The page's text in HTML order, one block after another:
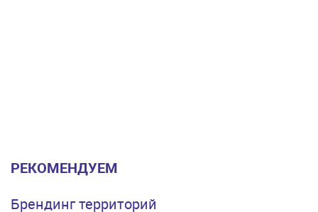
РЕКОМЕНДУЕМ
Брендинг территорий